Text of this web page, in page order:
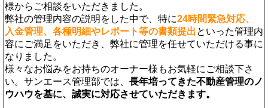
様からご相談をいただきました。
弊社の管理内容の説明をした中で、特に24時間緊急対応、
入金管理、各種明細やレポート等の書類提出といった管理内
容にご満足をいただき、弊社に管理を任せていただける事に
なりました。
様々なお悩みをお持ちのオーナー様もお気軽にご相談下さ
い。サンエース管理部では、 長年培ってきた不動産管理のノ
ウハウを基に、誠実に対応させていただきます。